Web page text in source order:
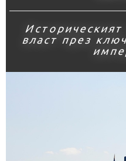
власт през